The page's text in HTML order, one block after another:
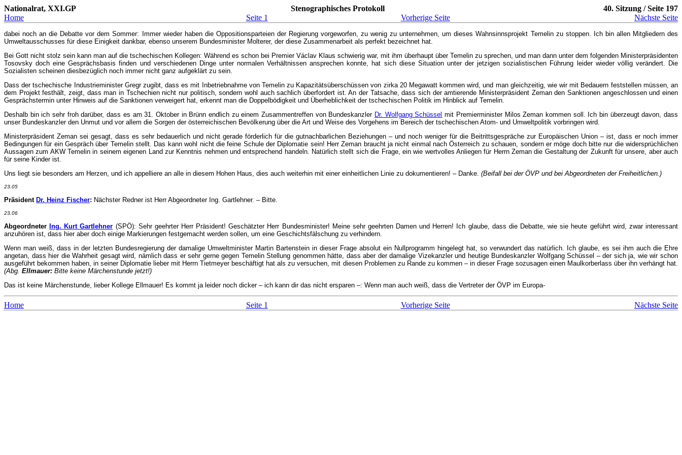
Nationalrat, XXI.GP Stenographisches Protokoll
40. Sitzung / Seite 197
Home
Seite 1 Vorherige Seite Nächste Seite
dabei noch an die Debatte vor dem Sommer: Immer wieder haben die Oppositionsparteien der Regierung vorgeworfen, zu wenig zu unternehmen, um dieses Wahnsinnsprojekt Temelin zu stoppen. Ich bin allen Mitgliedern des
Umweltausschusses für diese Einigkeit dankbar, ebenso unserem Bundesminister Molterer, der diese Zusammenarbeit als perfekt bezeichnet hat.
Bei Gott nicht stolz sein kann man auf die tschechischen Kollegen: Während es schon bei Premier Václav Klaus schwierig war, mit ihm überhaupt über Temelin zu sprechen, und man dann unter dem folgenden Ministerpräsidenten
Tosovsky doch eine Gesprächsbasis finden und verschiedenen Dinge unter normalen Verhältnissen ansprechen konnte, hat sich diese Situation unter der jetzigen sozialistischen Führung leider wieder völlig verändert. Die
Sozialisten scheinen diesbezüglich noch immer nicht ganz aufgeklärt zu sein.
Dass der tschechische Industrieminister Gregr zugibt, dass es mit Inbetriebnahme von Temelin zu Kapazitätsüberschüssen von zirka 20 Megawatt kommen wird, und man gleichzeitig, wie wir mit Bedauern feststellen müssen, an
dem Projekt festhält, zeigt, dass man in Tschechien nicht nur politisch, sondern wohl auch sachlich überfordert ist. An der Tatsache, dass sich der amtierende Ministerpräsident Zeman den Sanktionen angeschlossen und einen
Gesprächstermin unter Hinweis auf die Sanktionen verweigert hat, erkennt man die Doppelbödigkeit und Überheblichkeit der tschechischen Politik im Hinblick auf Temelin.
Deshalb bin ich sehr froh darüber, dass es am 31. Oktober in Brünn endlich zu einem Zusammentreffen von Bundeskanzler Dr. Wolfgang Schüssel mit Premierminister Milos Zeman kommen soll. Ich bin überzeugt davon, dass
unser Bundeskanzler den Unmut und vor allem die Sorgen der österreichischen Bevölkerung über die Art und Weise des Vorgehens im Bereich der tschechischen Atom- und Umweltpolitik vorbringen wird.
Ministerpräsident Zeman sei gesagt, dass es sehr bedauerlich und nicht gerade förderlich für die gutnachbarlichen Beziehungen – und noch weniger für die Beitrittsgespräche zur Europäischen Union – ist, dass er noch immer
Bedingungen für ein Gespräch über Temelin stellt. Das kann wohl nicht die feine Schule der Diplomatie sein! Herr Zeman braucht ja nicht einmal nach Österreich zu schauen, sondern er möge doch bitte nur die widersprüchlichen
Aussagen zum AKW Temelin in seinem eigenen Land zur Kenntnis nehmen und entsprechend handeln. Natürlich stellt sich die Frage, ein wie wertvolles Anliegen für Herrn Zeman die Gestaltung der Zukunft für unsere, aber auch
für seine Kinder ist.
Uns liegt sie besonders am Herzen, und ich appelliere an alle in diesem Hohen Haus, dies auch weiterhin mit einer einheitlichen Linie zu dokumentieren! – Danke. (Beifall bei der ÖVP und bei Abgeordneten der Freiheitlichen.)
23.05
Präsident Dr. Heinz Fischer: Nächster Redner ist Herr Abgeordneter Ing. Gartlehner. – Bitte.
23.06
Abgeordneter Ing. Kurt Gartlehner (SPÖ): Sehr geehrter Herr Präsident! Geschätzter Herr Bundesminister! Meine sehr geehrten Damen und Herren! Ich glaube, dass die Debatte, wie sie heute geführt wird, zwar interessant
anzuhören ist, dass hier aber doch einige Markierungen festgemacht werden sollen, um eine Geschichtsfälschung zu verhindern.
Wenn man weiß, dass in der letzten Bundesregierung der damalige Umweltminister Martin Bartenstein in dieser Frage absolut ein Nullprogramm hingelegt hat, so verwundert das natürlich. Ich glaube, es sei ihm auch die Ehre
angetan, dass hier die Wahrheit gesagt wird, nämlich dass er sehr gerne gegen Temelin Stellung genommen hätte, dass aber der damalige Vizekanzler und heutige Bundeskanzler Wolfgang Schüssel – der sich ja, wie wir schon
ausgeführt bekommen haben, in seiner Diplomatie lieber mit Herrn Tietmeyer beschäftigt hat als zu versuchen, mit diesen Problemen zu Rande zu kommen – in dieser Frage sozusagen einen Maulkorberlass über ihn verhängt hat.
(Abg. Ellmauer: Bitte keine Märchenstunde jetzt!)
Das ist keine Märchenstunde, lieber Kollege Ellmauer! Es kommt ja leider noch dicker – ich kann dir das nicht ersparen –: Wenn man auch weiß, dass die Vertreter der ÖVP im Europa-
Home Seite 1 Vorherige Seite Nächste Seite